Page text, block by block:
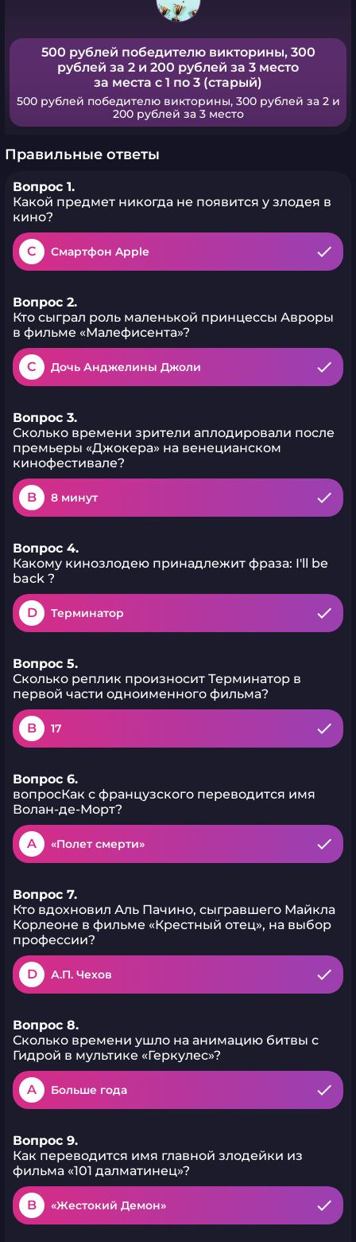
500 рублей победителю викторины, 300
рублей за 2 и 200 рублей за 3 место
за места с 1 по 3 (старый)
500 рублей победителю викторины, 300 рублей за 2 и
200 рублей за 3 место
Правильные ответы
Вопрос 1.
Какой предмет никогда не появится у злодея в
кино?
C Смартфон Apple
Вопрос 2.
Кто сыграл роль маленькой принцессы Авроры
в фильме «Малефисента»?
C Дочь Анджелины Джоли
Вопрос 3.
Сколько времени зрители аплодировали после
премьеры «Джокера» на венецианском
кинофестивале?
B 8 минут
Вопрос 4.
Какому кинозлодею принадлежит фраза: I'll be
back ?
D Терминатор
Вопрос 5.
Сколько реплик произносит Терминатор в
первой части одноименного фильма?
B 17
Вопрос 6.
вопросКак с французского переводится имя
Волан-де-Морт?
A «Полет смерти»
Вопрос 7.
Кто вдохновил Аль Пачино, сыгравшего Майкла
Корлеоне в фильме «Крестный отец», на выбор
профессии?
D А.П. Чехов
Вопрос 8.
Сколько времени ушло на анимацию битвы с
Гидрой в мультике «Геркулес»?
A Больше года
Вопрос 9.
Как переводится имя главной злодейки из
фильма «101 далматинец»?
B «Жестокий Демон»